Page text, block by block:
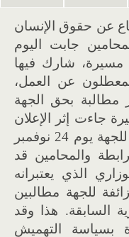
عن حقوق الإنسان
جابت اليوم
مسيرة، شارك فيها
عن العمل،
مطالبة بحق الجهة
جاءت إثر الإعلان
عن عقد مجلس وزاري مخصص للجهة يوم 24 نوفمبر
والمحامين قد
الذي يعتبرانه
للجهة مطالبين
السابقة. هذا وقد
بسياسة التهميش